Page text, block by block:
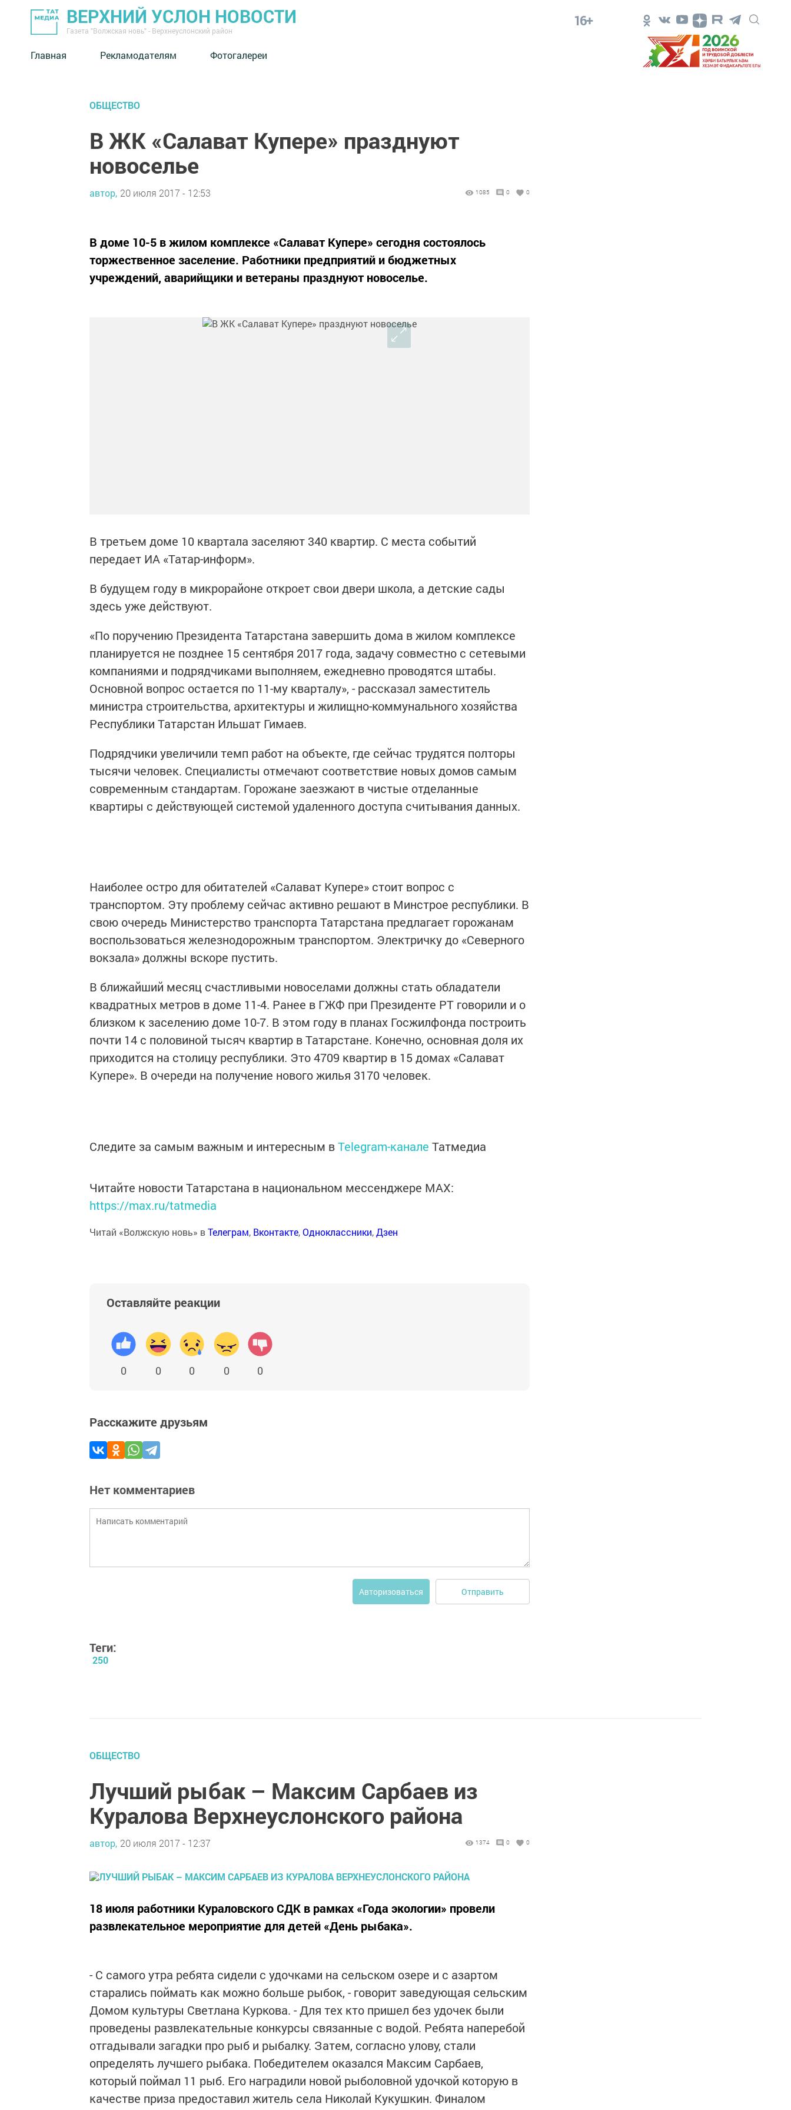
ВЕРХНИЙ УСЛОН НОВОСТИ
Газета "Волжская новь" - Верхнеуслонский район
16+
Главная Рекламодателям Фотогалереи
ОБЩЕСТВО
В ЖК «Салават Купере» празднуют
новоселье
автор, 20 июля 2017 - 12:53 1085 0 0
В доме 10-5 в жилом комплексе «Салават Купере» сегодня состоялось
торжественное заселение. Работники предприятий и бюджетных
учреждений, аварийщики и ветераны празднуют новоселье.
В третьем доме 10 квартала заселяют 340 квартир. С места событий
передает ИА «Татар-информ».
В будущем году в микрорайоне откроет свои двери школа, а детские сады
здесь уже действуют.
«По поручению Президента Татарстана завершить дома в жилом комплексе
планируется не позднее 15 сентября 2017 года, задачу совместно с сетевыми
компаниями и подрядчиками выполняем, ежедневно проводятся штабы.
Основной вопрос остается по 11-му кварталу», - рассказал заместитель
министра строительства, архитектуры и жилищно-коммунального хозяйства
Республики Татарстан Ильшат Гимаев.
Подрядчики увеличили темп работ на объекте, где сейчас трудятся полторы
тысячи человек. Специалисты отмечают соответствие новых домов самым
современным стандартам. Горожане заезжают в чистые отделанные
квартиры с действующей системой удаленного доступа считывания данных.
Наиболее остро для обитателей «Салават Купере» стоит вопрос с
транспортом. Эту проблему сейчас активно решают в Минстрое республики. В
свою очередь Министерство транспорта Татарстана предлагает горожанам
воспользоваться железнодорожным транспортом. Электричку до «Северного
вокзала» должны вскоре пустить.
В ближайший месяц счастливыми новоселами должны стать обладатели
квадратных метров в доме 11-4. Ранее в ГЖФ при Президенте РТ говорили и о
близком к заселению доме 10-7. В этом году в планах Госжилфонда построить
почти 14 с половиной тысяч квартир в Татарстане. Конечно, основная доля их
приходится на столицу республики. Это 4709 квартир в 15 домах «Салават
Купере». В очереди на получение нового жилья 3170 человек.
Следите за самым важным и интересным вTelegram-канале Татмедиа
Читайте новости Татарстана в национальном мессенджере MАХ:
https://max.ru/tatmedia
Читай «Волжскую новь» вТелеграм, Вконтакте,Одноклассники,Дзен
Оставляйте реакции
0 0 0 0 0
Расскажите друзьям
Нет комментариев
Авторизоваться Отправить
Теги:
250
ОБЩЕСТВО
Лучший рыбак – Максим Сарбаев из
Куралова Верхнеуслонского района
автор, 20 июля 2017 - 12:37 1374 0 0
18 июля работники Кураловского СДК в рамках «Года экологии» провели
развлекательное мероприятие для детей «День рыбака».
- С самого утра ребята сидели с удочками на сельском озере и с азартом
старались поймать как можно больше рыбок, - говорит заведующая сельским
Домом культуры Светлана Куркова. -Для тех кто пришел без удочек были
проведены развлекательные конкурсы связанные с водой. Ребята наперебой
отгадывали загадки про рыб и рыбалку. Затем, согласно улову, стали
определять лучшего рыбака. Победителем оказался Максим Сарбаев,
который поймал 11 рыб. Его наградили новой рыболовной удочкой которую в
качестве приза предоставил житель села Николай Кукушкин. Финалом